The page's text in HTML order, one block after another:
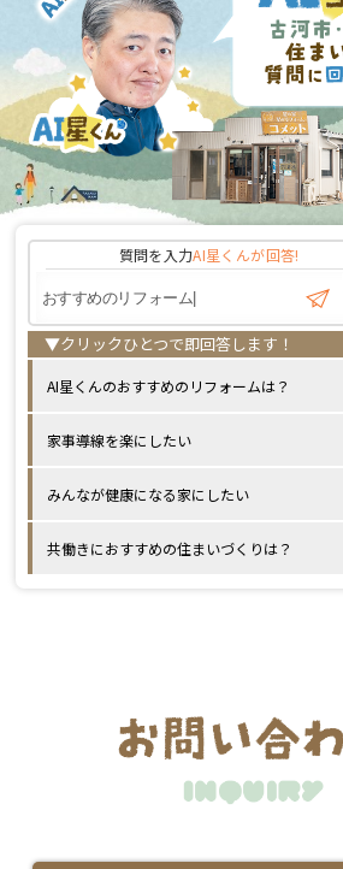
質問を入力AI星くんが回答!
AI星くんのおすすめのリフォームは？
家事導線を楽にしたい
みんなが健康になる家にしたい
共働きにおすすめの住まいづくりは？